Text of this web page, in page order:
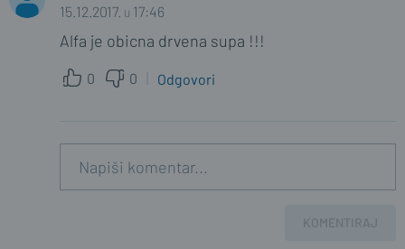
15.12.2017. u 17:46
Alfa je obicna drvena supa !!!
0 0 Odgovori
KOMENTIRAJ